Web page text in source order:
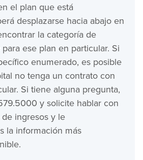
el plan que está
desplazarse hacia abajo en
la categoría de
ese plan en particular. Si
enumerado, es posible
no tenga un contrato con
Si tiene alguna pregunta,
y solicite hablar con
ingresos y le
la información más